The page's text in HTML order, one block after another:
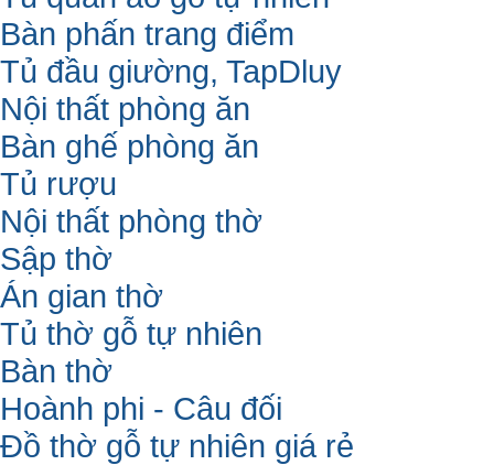
Bàn phấn trang điểm
Tủ đầu giường, TapDluy
Nội thất phòng ăn
Bàn ghế phòng ăn
Tủ rượu
Nội thất phòng thờ
Sập thờ
Án gian thờ
Tủ thờ gỗ tự nhiên
Bàn thờ
Hoành phi - Câu đối
Đồ thờ gỗ tự nhiên giá rẻ